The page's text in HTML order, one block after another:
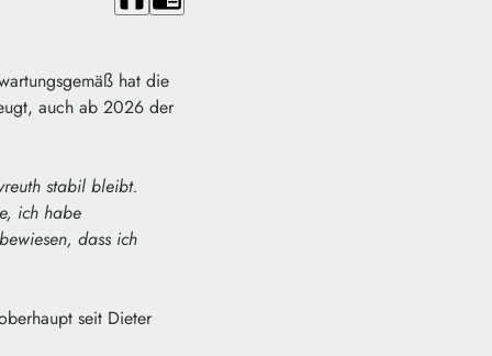
hat die
auch ab 2026 der
stabil bleibt.
ich habe
dass ich
seit Dieter